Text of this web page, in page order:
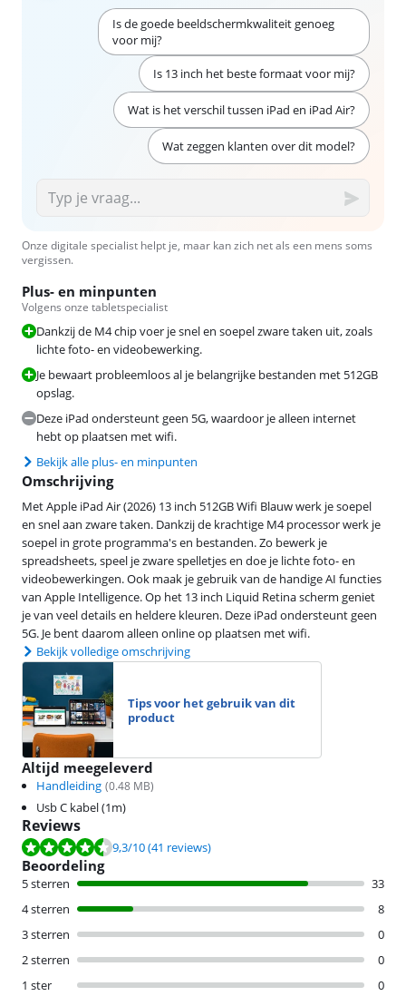
Is de goede beeldschermkwaliteit genoeg
voor mij?
Is 13 inch het beste formaat voor mij?
Wat is het verschil tussen iPad en iPad Air?
Wat zeggen klanten over dit model?
Onze digitale specialist helpt je, maar kan zich net als een mens soms
vergissen.
Plus- en minpunten
Volgens onze tabletspecialist
Dankzij de M4 chip voer je snel en soepel zware taken uit, zoals
lichte foto- en videobewerking.
Je bewaart probleemloos al je belangrijke bestanden met 512GB
opslag.
Deze iPad ondersteunt geen 5G, waardoor je alleen internet
hebt op plaatsen met wifi.
Bekijk alle plus- en minpunten
Omschrijving
Met Apple iPad Air (2026) 13 inch 512GB Wifi Blauw werk je soepel
en snel aan zware taken. Dankzij de krachtige M4 processor werk je
soepel in grote programma's en bestanden. Zo bewerk je
spreadsheets, speel je zware spelletjes en doe je lichte foto- en
videobewerkingen. Ook maak je gebruik van de handige AI functies
van Apple Intelligence. Op het 13 inch Liquid Retina scherm geniet
je van veel details en heldere kleuren. Deze iPad ondersteunt geen
5G. Je bent daarom alleen online op plaatsen met wifi.
Bekijk volledige omschrijving
Tips voor het gebruik van dit
product
Altijd meegeleverd
Handleiding (0.48 MB)
Usb C kabel (1m)
Reviews
Beoordeling is 9,3 van de 10, gebaseerd op 41 reviews.
9,3/10(41 reviews)
Beoordeling
5 sterren
33
4 sterren
8
3 sterren
0
2 sterren
0
1 ster
0